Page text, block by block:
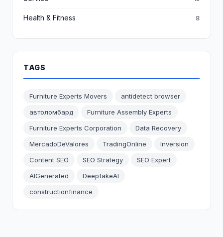
Health & Fitness 8
TAGS
Furniture Experts Movers
antidetect browser
автоломбард
Furniture Assembly Experts
Furniture Experts Corporation
Data Recovery
MercadoDeValores
TradingOnline
Inversion
Content SEO
SEO Strategy
SEO Expert
AIGenerated
DeepfakeAI
constructionfinance